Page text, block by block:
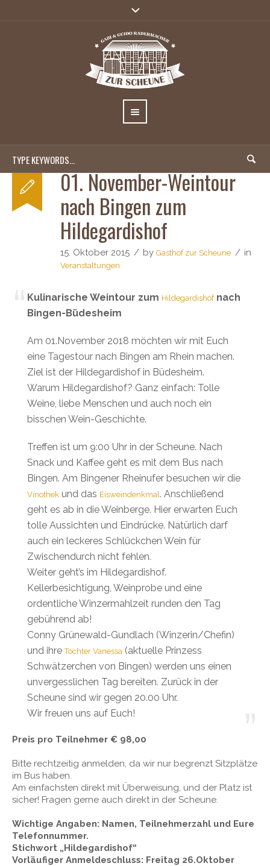
01. November-Weintour
nach Bingen zum
Hildegardishof
15. Oktober 2015 by Gasthof zur Scheune in
Veranstaltungen
Kulinarische Weintour zum Hildegardishofnach
Bingen-Büdesheim
Am 01.November 2018 möchten wir mit Euch
eine Tagestour nach Bingen am Rhein machen.
Ziel ist der Hildegardishof in Büdesheim.
Warum Hildegardishof? Ganz einfach: Tolle
Weine, liebe Menschen und auch noch ein
bisschen Wein-Geschichte.
Treffen ist um 9:00 Uhr in der Scheune. Nach
Snack und Kaffee geht es mit dem Bus nach
Bingen. Am Bingener Rheinufer besuchen wir die
Vinothek und das Eisweindenkmal. Anschließend
geht es ab in die Weinberge. Hier erwarten Euch
tolle Aussichten und Eindrücke. Natürlich darf
auch ein leckeres Schlückchen Wein für
Zwischendurch nicht fehlen.
Weiter geht’s im Hildegardishof.
Kellerbesichtigung, Weinprobe und eine
ordentliche Winzermahlzeit runden den Tag
gebührend ab!
Conny Grünewald-Gundlach (Winzerin/Chefin)
und ihreTochter Vanessa (aktuelle Prinzess
Schwätzerchen von Bingen) werden uns einen
unvergesslichen Tag bereiten. Zurück in der
Scheune sind wir gegen 20.00 Uhr.
Wir freuen uns auf Euch!
Preis pro Teilnehmer € 98,00
Bitte rechtzeitig anmelden, da wir nur begrenzt Sitzplätze
im Bus haben.
Am einfachsten direkt mit Überweisung, und der Platz ist
sicher! Fragen gerne auch direkt in der Scheune.
Wichtige Angaben: Namen, Teilnehmerzahl und Eure
Telefonnummer.
Stichwort „Hildegardishof“
Vorläufiger Anmeldeschluss: Freitag 26.Oktober